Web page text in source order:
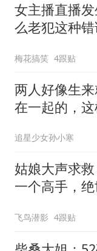
女主播直播
么老犯这种
梅花搞笑 4跟贴
两人好像生
在一起的，
追星少女孙小寒
姑娘大声求
一个高手，
飞鸟潜影 4跟贴